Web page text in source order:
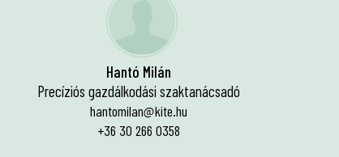
Hantó Milán
Precíziós gazdálkodási szaktanácsadó
hantomilan@kite.hu
+36 30 266 0358